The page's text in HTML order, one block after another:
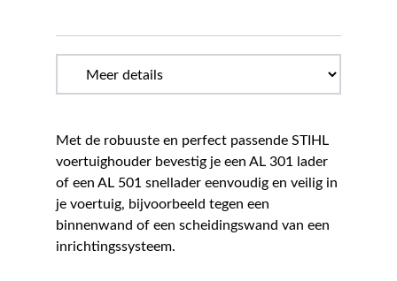
Met de robuuste en perfect passende STIHL
voertuighouder bevestig je een AL 301 lader
of een AL 501 snellader eenvoudig en veilig in
je voertuig, bijvoorbeeld tegen een
binnenwand of een scheidingswand van een
inrichtingssysteem.